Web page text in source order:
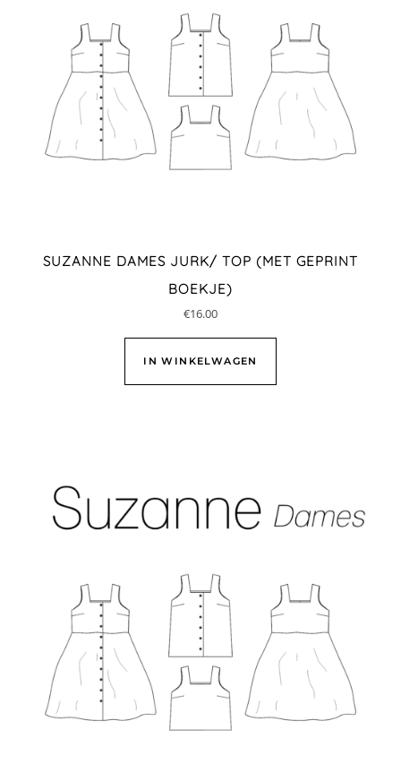
SUZANNE DAMES JURK/ TOP (MET GEPRINT
BOEKJE)
€16.00
IN WINKELWAGEN